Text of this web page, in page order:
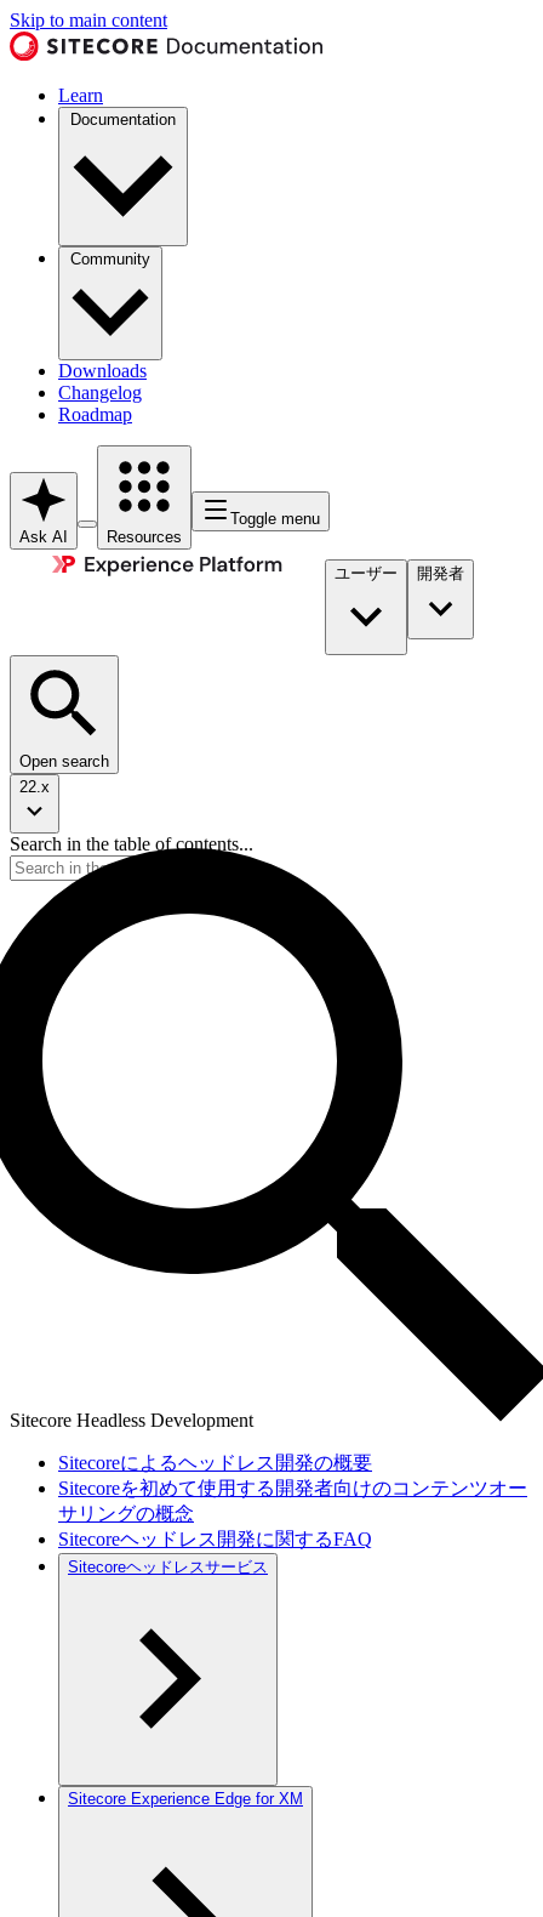
Skip to main content
Learn
Documentation
Community
Downloads
Changelog
Roadmap
Ask AI Resources
Toggle menu
ユーザー 開発者​
Open search
22.x
Search in the table of contents...
Sitecore Headless Development
Sitecoreによるヘッドレス開発の概要
Sitecoreを初めて使用する開発者向けのコンテンツオー
サリングの概念
Sitecoreヘッドレス開発に関するFAQ
Sitecoreヘッドレスサービス
Sitecore Experience Edge for XM